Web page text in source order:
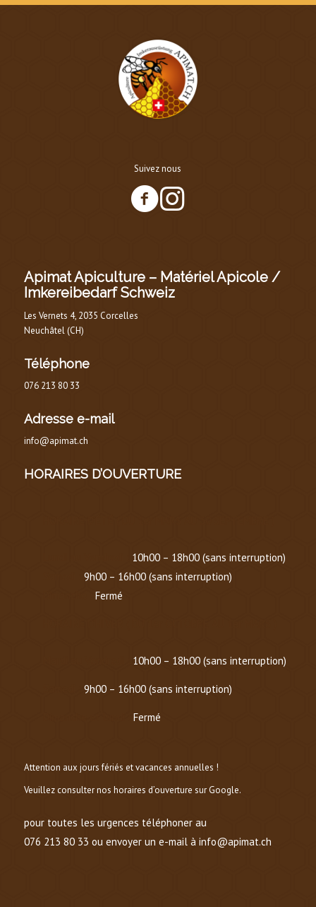
Suivez nous
Apimat Apiculture – Matériel Apicole /
Imkereibedarf Schweiz
Les Vernets 4, 2035 Corcelles
Neuchâtel (CH)
Téléphone
076 213 80 33
Adresse e-mail
info@apimat.ch
HORAIRES D’OUVERTURE
10h00 – 18h00 (sans interruption)
9h00 – 16h00 (sans interruption)
Fermé
10h00 – 18h00 (sans interruption)
9h00 – 16h00 (sans interruption)
Fermé
Attention aux jours fériés et vacances annuelles !
Veuillez consulter nos horaires d’ouverture sur Google.
pour toutes les urgences téléphoner au
076 213 80 33 ou envoyer un e-mail à info@apimat.ch